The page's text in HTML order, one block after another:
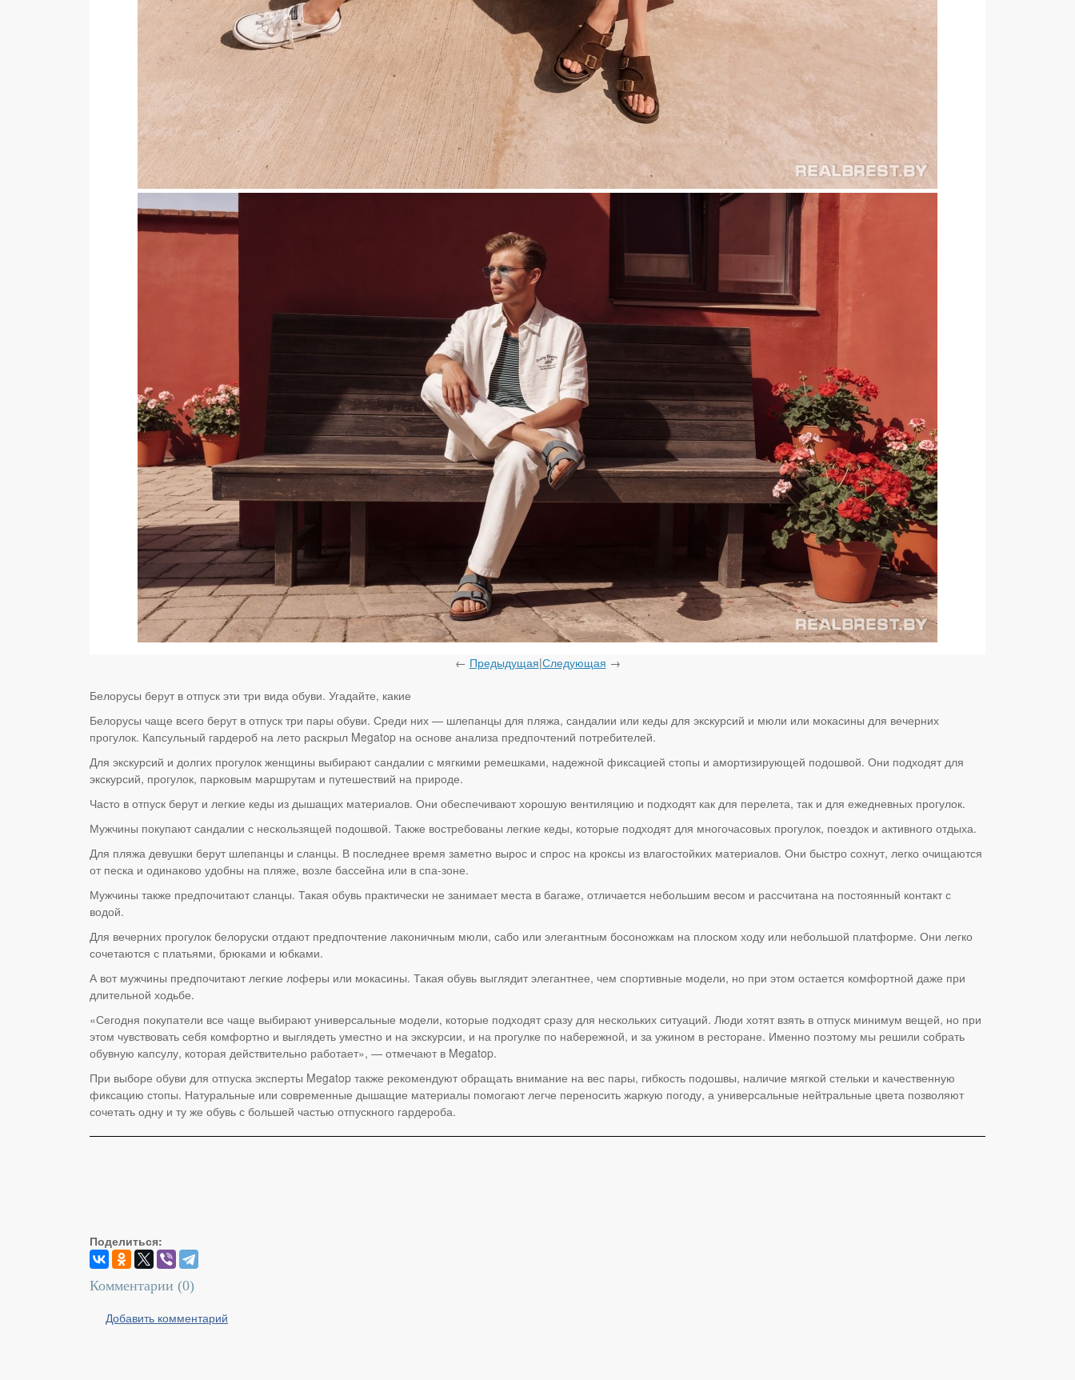
← Предыдущая|Следующая →
Белорусы берут в отпуск эти три вида обуви. Угадайте, какие
Белорусы чаще всего берут в отпуск три пары обуви. Среди них — шлепанцы для пляжа, сандалии или кеды для экскурсий и мюли или мокасины для вечерних
прогулок. Капсульный гардероб на лето раскрыл Megatop на основе анализа предпочтений потребителей.
Для экскурсий и долгих прогулок женщины выбирают сандалии с мягкими ремешками, надежной фиксацией стопы и амортизирующей подошвой. Они подходят для
экскурсий, прогулок, парковым маршрутам и путешествий на природе.
Часто в отпуск берут и легкие кеды из дышащих материалов. Они обеспечивают хорошую вентиляцию и подходят как для перелета, так и для ежедневных прогулок.
Мужчины покупают сандалии с нескользящей подошвой. Также востребованы легкие кеды, которые подходят для многочасовых прогулок, поездок и активного отдыха.
Для пляжа девушки берут шлепанцы и сланцы. В последнее время заметно вырос и спрос на кроксы из влагостойких материалов. Они быстро сохнут, легко очищаются
от песка и одинаково удобны на пляже, возле бассейна или в спа-зоне.
Мужчины также предпочитают сланцы. Такая обувь практически не занимает места в багаже, отличается небольшим весом и рассчитана на постоянный контакт с
водой.
Для вечерних прогулок белоруски отдают предпочтение лаконичным мюли, сабо или элегантным босоножкам на плоском ходу или небольшой платформе. Они легко
сочетаются с платьями, брюками и юбками.
А вот мужчины предпочитают легкие лоферы или мокасины. Такая обувь выглядит элегантнее, чем спортивные модели, но при этом остается комфортной даже при
длительной ходьбе.
«Сегодня покупатели все чаще выбирают универсальные модели, которые подходят сразу для нескольких ситуаций. Люди хотят взять в отпуск минимум вещей, но при
этом чувствовать себя комфортно и выглядеть уместно и на экскурсии, и на прогулке по набережной, и за ужином в ресторане. Именно поэтому мы решили собрать
обувную капсулу, которая действительно работает», — отмечают в Megatop.
При выборе обуви для отпуска эксперты Megatop также рекомендуют обращать внимание на вес пары, гибкость подошвы, наличие мягкой стельки и качественную
фиксацию стопы. Натуральные или современные дышащие материалы помогают легче переносить жаркую погоду, а универсальные нейтральные цвета позволяют
сочетать одну и ту же обувь с большей частью отпускного гардероба.
Поделиться:
Комментарии (0)
Добавить комментарий